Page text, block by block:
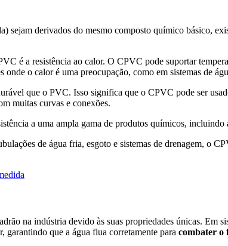
sejam derivados do mesmo composto químico básico,
é a resistência ao calor. O CPVC pode suportar
o calor é uma preocupação, como em sistemas de
que o PVC. Isso significa que o CPVC pode ser
muitas curvas e conexões.
a uma ampla gama de produtos químicos, incluindo
de água fria, esgoto e sistemas de drenagem, o
na indústria devido às suas propriedades únicas. Em
garantindo que a água flua corretamente para combater o